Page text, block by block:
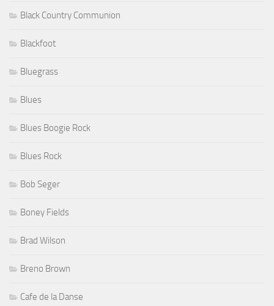
Black Country Communion
Blackfoot
Bluegrass
Blues
Blues Boogie Rock
Blues Rock
Bob Seger
Boney Fields
Brad Wilson
Breno Brown
Cafe de la Danse